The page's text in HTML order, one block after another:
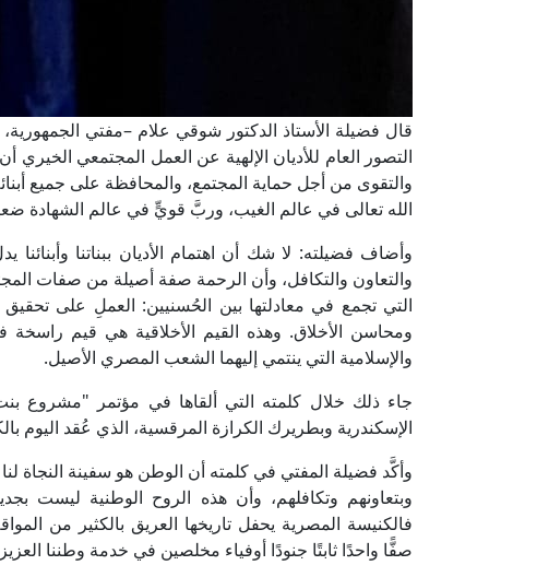
قال فضيلة الأستاذ الدكتور شوقي علام –مفتي الجمهورية،
التصور العام للأديان الإلهية عن العمل المجتمعي الخيري
والتقوى من أجل حماية المجتمع، والمحافظة على جميع
الله تعالى في عالم الغيب، وربَّ قويٍّ في عالم الشهادة
وأضاف فضيلته: لا شك أن اهتمام الأديان ببناتنا
والتعاون والتكافل، وأن الرحمة صفة أصيلة من صفات
التي تجمع في معادلتها بين الحُسنيين: العملِ على تحقيق
ومحاسن الأخلاق. وهذه القيم الأخلاقية هي قيم راسخة
والإسلامية التي ينتمي إليهما الشعب المصري الأصيل.
جاء ذلك خلال كلمته التي ألقاها في مؤتمر "مشروع
الإسكندرية وبطريرك الكرازة المرقسية، الذي عُقد اليوم
وأكَّد فضيلة المفتي في كلمته أن الوطن هو سفينة النجاة
وبتعاونهم وتكافلهم، وأن هذه الروح الوطنية ليست
فالكنيسة المصرية يحفل تاريخها العريق بالكثير من
صفًّا واحدًا ثابتًا جنودًا أوفياء مخلصين في خدمة وطننا